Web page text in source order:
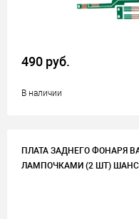
490 руб.
В наличии
ПЛАТА ЗАДНЕГО ФОНАРЯ
ЛАМПОЧКАМИ (2 ШТ)